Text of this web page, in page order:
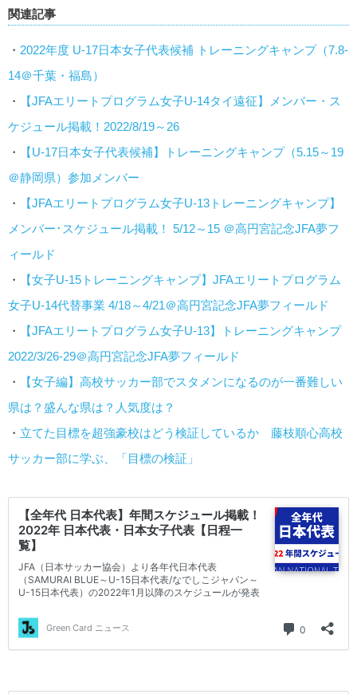
関連記事
・ 2022年度 U-17日本女子代表候補 トレーニングキャンプ（7.8-
14＠千葉・福島）
・
【JFAエリートプログラム女子U-14タイ遠征】メンバー・ス
ケジュール掲載！2022/8/19～26
・
【U-17日本女子代表候補】トレーニングキャンプ（5.15～19
＠静岡県）参加メンバー
・
【JFAエリートプログラム女子U-13トレーニングキャンプ】
メンバー･スケジュール掲載！ 5/12～15 ＠高円宮記念JFA夢フ
ィールド
・
【女子U-15トレーニングキャンプ】JFAエリートプログラム
女子U-14代替事業 4/18～4/21＠高円宮記念JFA夢フィールド
・
【JFAエリートプログラム女子U-13】トレーニングキャンプ
2022/3/26-29＠高円宮記念JFA夢フィールド
・
【女子編】高校サッカー部でスタメンになるのが一番難しい
県は？盛んな県は？人気度は？
・ 立てた目標を超強豪校はどう検証しているか 藤枝順心高校
サッカー部に学ぶ、「目標の検証」